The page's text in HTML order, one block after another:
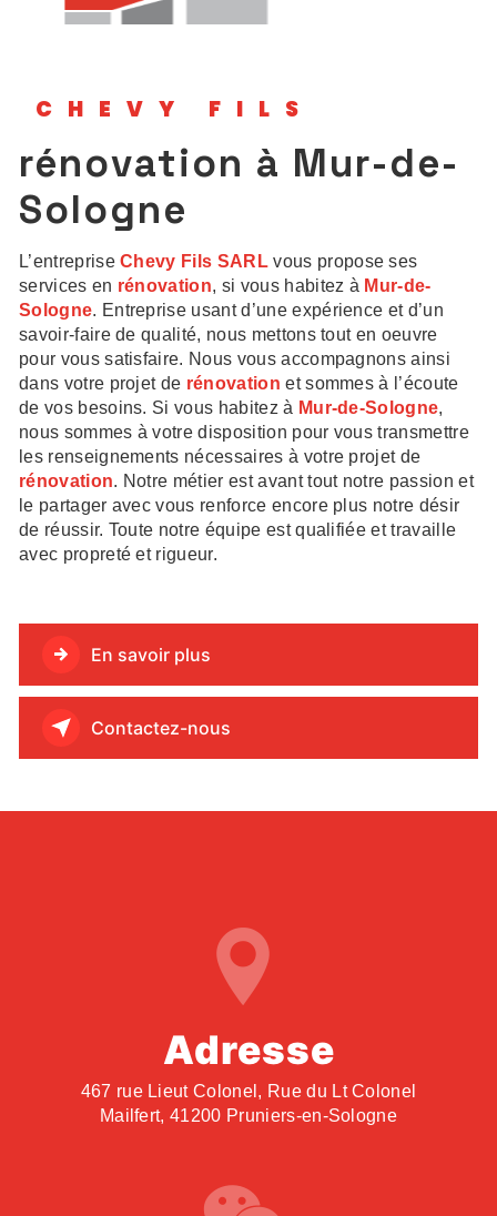
CHEVY FILS
rénovation à Mur-de-
Sologne
L’entrepriseChevy Fils SARLvous propose ses
services en rénovation, si vous habitez à Mur-de-
Sologne. Entreprise usant d’une expérience et d’un
savoir-faire de qualité, nous mettons tout en oeuvre
pour vous satisfaire. Nous vous accompagnons ainsi
dans votre projet de rénovation et sommes à l’écoute
de vos besoins. Si vous habitez à Mur-de-Sologne,
nous sommes à votre disposition pour vous transmettre
les renseignements nécessaires à votre projet de
rénovation. Notre métier est avant tout notre passion et
le partager avec vous renforce encore plus notre désir
de réussir. Toute notre équipe est qualifiée et travaille
avec propreté et rigueur.
En savoir plus
Contactez-nous
Adresse
467 rue Lieut Colonel, Rue du Lt Colonel
Mailfert, 41200 Pruniers-en-Sologne